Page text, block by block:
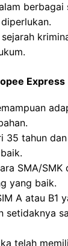
Express
35 tahun
SMA/SMK
yang baik.
A atau B1
setidaknya
telah